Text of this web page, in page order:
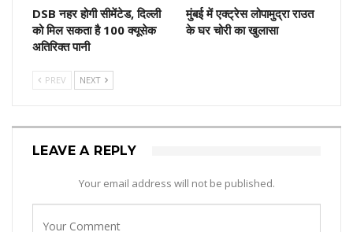
DSB नहर होगी सीमेंटेड, दिल्ली
को मिल सकता है 100 क्यूसेक
अतिरिक्त पानी
मुंबई में एक्ट्रेस लोपामुद्रा राउत
के घर चोरी का खुलासा
PREV NEXT
LEAVE A REPLY
Your email address will not be published.